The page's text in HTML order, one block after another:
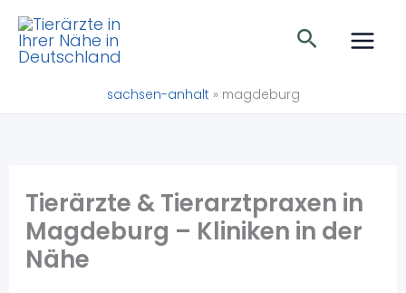
Zum
Inhalt
springen
Suchen
sachsen-anhalt » magdeburg
Tierärzte & Tierarztpraxen in
Magdeburg – Kliniken in der
Nähe